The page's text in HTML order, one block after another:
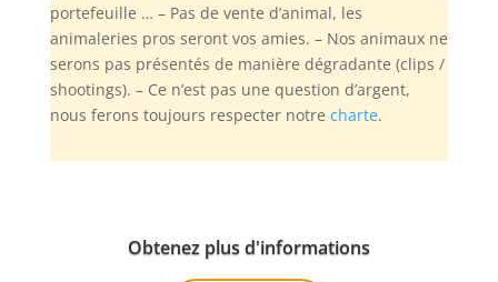
portefeuille … – Pas de vente d’animal, les
animaleries pros seront vos amies. – Nos animaux ne
serons pas présentés de manière dégradante (clips /
shootings). – Ce n’est pas une question d’argent,
nous ferons toujours respecter notre charte.
Obtenez plus d'informations